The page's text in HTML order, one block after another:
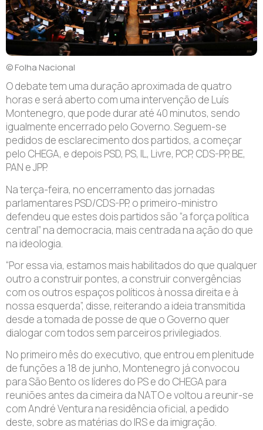
© Folha Nacional
O debate tem uma duração aproximada de quatro
horas e será aberto com uma intervenção de Luís
Montenegro, que pode durar até 40 minutos, sendo
igualmente encerrado pelo Governo. Seguem-se
pedidos de esclarecimento dos partidos, a começar
pelo CHEGA, e depois PSD, PS, IL, Livre, PCP, CDS-PP, BE,
PAN e JPP.
Na terça-feira, no encerramento das jornadas
parlamentares PSD/CDS-PP, o primeiro-ministro
defendeu que estes dois partidos são “a força política
central” na democracia, mais centrada na ação do que
na ideologia.
“Por essa via, estamos mais habilitados do que qualquer
outro a construir pontes, a construir convergências
com os outros espaços políticos à nossa direita e à
nossa esquerda”, disse, reiterando a ideia transmitida
desde a tomada de posse de que o Governo quer
dialogar com todos sem parceiros privilegiados.
No primeiro mês do executivo, que entrou em plenitude
de funções a 18 de junho, Montenegro já convocou
para São Bento os líderes do PS e do CHEGA para
reuniões antes da cimeira da NATO e voltou a reunir-se
com André Ventura na residência oficial, a pedido
deste, sobre as matérias do IRS e da imigração.